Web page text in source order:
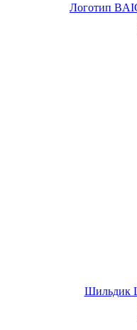
Логотип
Шильдик